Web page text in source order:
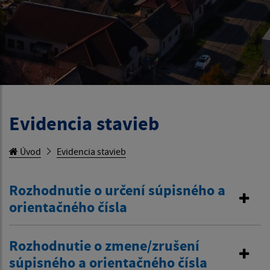
Evidencia stavieb
Úvod Evidencia stavieb
Rozhodnutie o určení súpisného a
orientačného čísla
Rozhodnutie o zmene/zrušení
súpisného a orientačného čísla